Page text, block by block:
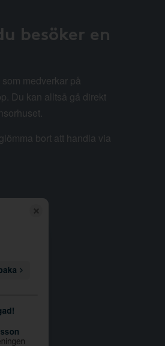
besöker en
medverkar på
Du kan alltså gå direkt
bort att handla via